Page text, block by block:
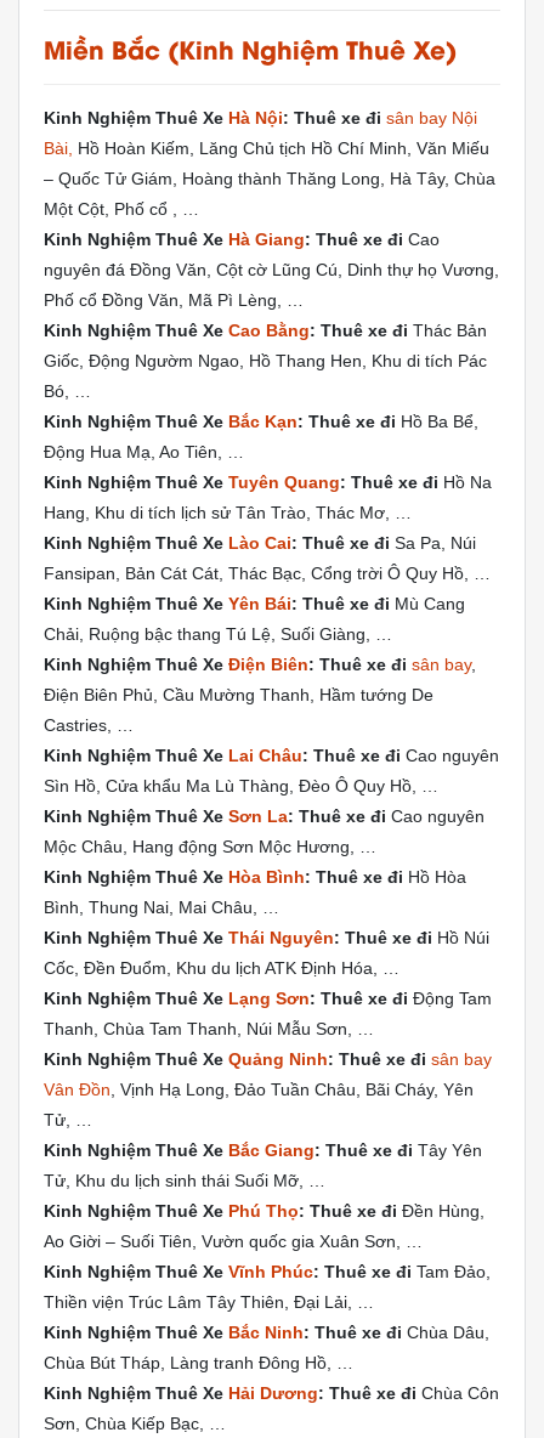
Miền Bắc (Kinh Nghiệm Thuê Xe)
Kinh Nghiệm Thuê Xe Hà Nội: Thuê xe đi sân bay Nội
Bài, Hồ Hoàn Kiếm, Lăng Chủ tịch Hồ Chí Minh, Văn Miếu
– Quốc Tử Giám, Hoàng thành Thăng Long, Hà Tây, Chùa
Một Cột, Phố cổ , …
Kinh Nghiệm Thuê Xe Hà Giang: Thuê xe đi Cao
nguyên đá Đồng Văn, Cột cờ Lũng Cú, Dinh thự họ Vương,
Phố cổ Đồng Văn, Mã Pì Lèng, …
Kinh Nghiệm Thuê Xe Cao Bằng: Thuê xe đi Thác Bản
Giốc, Động Ngườm Ngao, Hồ Thang Hen, Khu di tích Pác
Bó, …
Kinh Nghiệm Thuê Xe Bắc Kạn: Thuê xe đi Hồ Ba Bể,
Động Hua Mạ, Ao Tiên, …
Kinh Nghiệm Thuê Xe Tuyên Quang: Thuê xe đi Hồ Na
Hang, Khu di tích lịch sử Tân Trào, Thác Mơ, …
Kinh Nghiệm Thuê Xe Lào Cai: Thuê xe đi Sa Pa, Núi
Fansipan, Bản Cát Cát, Thác Bạc, Cổng trời Ô Quy Hồ, …
Kinh Nghiệm Thuê Xe Yên Bái: Thuê xe đi Mù Cang
Chải, Ruộng bậc thang Tú Lệ, Suối Giàng, …
Kinh Nghiệm Thuê Xe Điện Biên: Thuê xe đi sân bay,
Điện Biên Phủ, Cầu Mường Thanh, Hầm tướng De
Castries, …
Kinh Nghiệm Thuê Xe Lai Châu: Thuê xe đi Cao nguyên
Sìn Hồ, Cửa khẩu Ma Lù Thàng, Đèo Ô Quy Hồ, …
Kinh Nghiệm Thuê Xe Sơn La: Thuê xe đi Cao nguyên
Mộc Châu, Hang động Sơn Mộc Hương, …
Kinh Nghiệm Thuê Xe Hòa Bình: Thuê xe đi Hồ Hòa
Bình, Thung Nai, Mai Châu, …
Kinh Nghiệm Thuê Xe Thái Nguyên: Thuê xe đi Hồ Núi
Cốc, Đền Đuổm, Khu du lịch ATK Định Hóa, …
Kinh Nghiệm Thuê Xe Lạng Sơn: Thuê xe đi Động Tam
Thanh, Chùa Tam Thanh, Núi Mẫu Sơn, …
Kinh Nghiệm Thuê Xe Quảng Ninh: Thuê xe đi sân bay
Vân Đồn , Vịnh Hạ Long, Đảo Tuần Châu, Bãi Cháy, Yên
Tử, …
Kinh Nghiệm Thuê Xe Bắc Giang: Thuê xe đi Tây Yên
Tử, Khu du lịch sinh thái Suối Mỡ, …
Kinh Nghiệm Thuê Xe Phú Thọ: Thuê xe đi Đền Hùng,
Ao Giời – Suối Tiên, Vườn quốc gia Xuân Sơn, …
Kinh Nghiệm Thuê Xe Vĩnh Phúc: Thuê xe đi Tam Đảo,
Thiền viện Trúc Lâm Tây Thiên, Đại Lải, …
Kinh Nghiệm Thuê Xe Bắc Ninh: Thuê xe đi Chùa Dâu,
Chùa Bút Tháp, Làng tranh Đông Hồ, …
Kinh Nghiệm Thuê Xe Hải Dương: Thuê xe đi Chùa Côn
Sơn, Chùa Kiếp Bạc, …